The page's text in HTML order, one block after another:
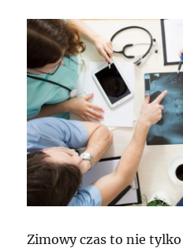
Zimowy czas to nie